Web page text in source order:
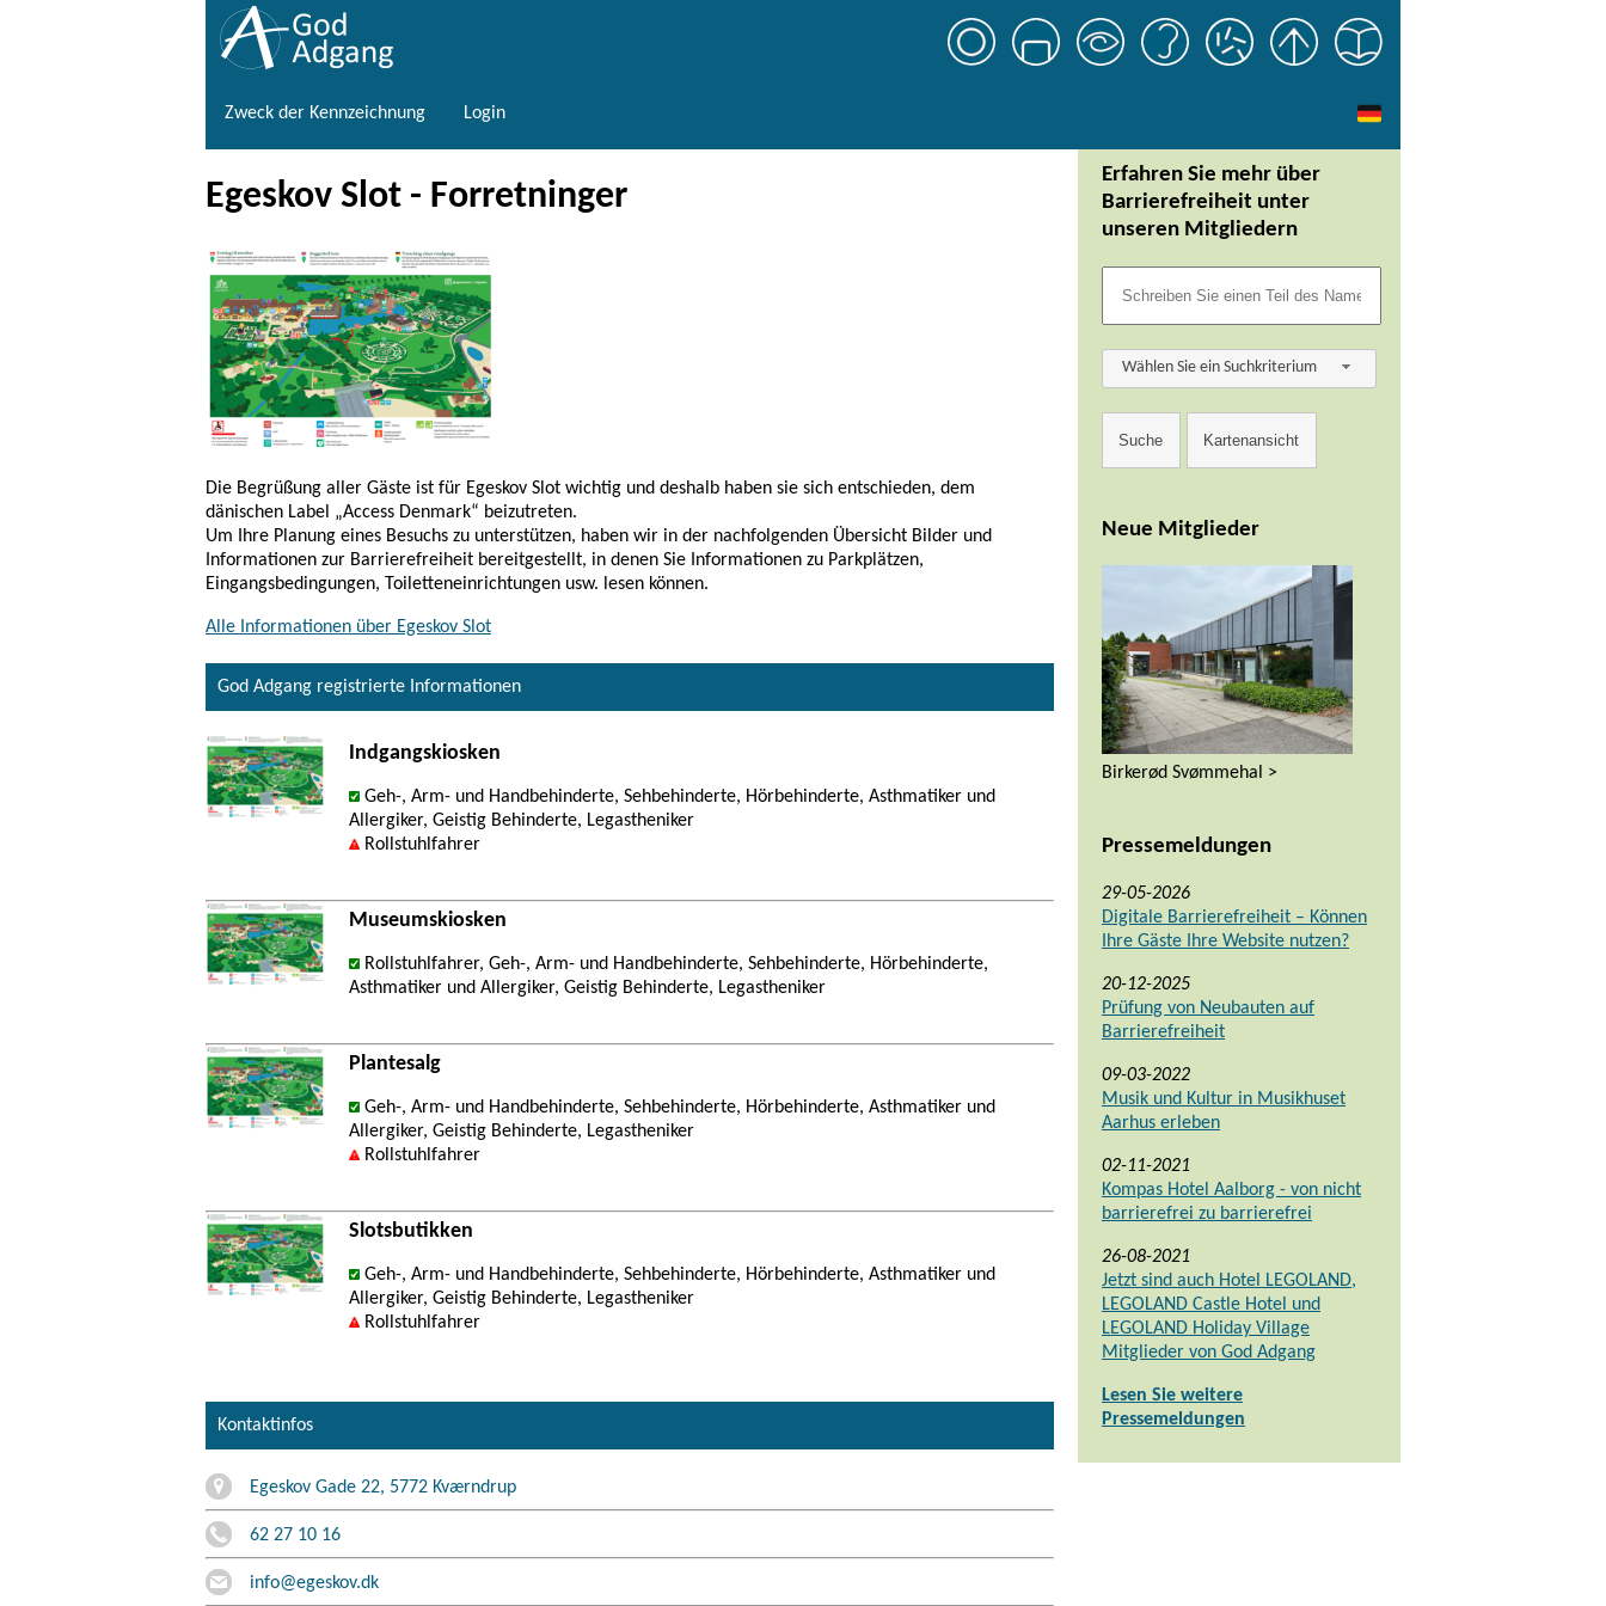
Zweck der Kennzeichnung Login
Egeskov Slot - Forretninger
Die Begrüßung aller Gäste ist für Egeskov Slot wichtig und deshalb haben sie sich entschieden, dem
dänischen Label „Access Denmark“ beizutreten.
Um Ihre Planung eines Besuchs zu unterstützen, haben wir in der nachfolgenden Übersicht Bilder und
Informationen zur Barrierefreiheit bereitgestellt, in denen Sie Informationen zu Parkplätzen,
Eingangsbedingungen, Toiletteneinrichtungen usw. lesen können.
Alle Informationen über Egeskov Slot
God Adgang registrierte Informationen
Indgangskiosken
Geh-, Arm- und Handbehinderte, Sehbehinderte, Hörbehinderte, Asthmatiker und
Allergiker, Geistig Behinderte, Legastheniker
Rollstuhlfahrer
Museumskiosken
Rollstuhlfahrer, Geh-, Arm- und Handbehinderte, Sehbehinderte, Hörbehinderte,
Asthmatiker und Allergiker, Geistig Behinderte, Legastheniker
Plantesalg
Geh-, Arm- und Handbehinderte, Sehbehinderte, Hörbehinderte, Asthmatiker und
Allergiker, Geistig Behinderte, Legastheniker
Rollstuhlfahrer
Slotsbutikken
Geh-, Arm- und Handbehinderte, Sehbehinderte, Hörbehinderte, Asthmatiker und
Allergiker, Geistig Behinderte, Legastheniker
Rollstuhlfahrer
Kontaktinfos
Egeskov Gade 22, 5772 Kværndrup
62 27 10 16
info@egeskov.dk
Erfahren Sie mehr über
Barrierefreiheit unter
unseren Mitgliedern
Wählen Sie ein Suchkriterium
Neue Mitglieder
Birkerød Svømmehal >
Pressemeldungen
29-05-2026
Digitale Barrierefreiheit – Können
Ihre Gäste Ihre Website nutzen?
20-12-2025
Prüfung von Neubauten auf
Barrierefreiheit
09-03-2022
Musik und Kultur in Musikhuset
Aarhus erleben
02-11-2021
Kompas Hotel Aalborg - von nicht
barrierefrei zu barrierefrei
26-08-2021
Jetzt sind auch Hotel LEGOLAND,
LEGOLAND Castle Hotel und
LEGOLAND Holiday Village
Mitglieder von God Adgang
Lesen Sie weitere
Pressemeldungen